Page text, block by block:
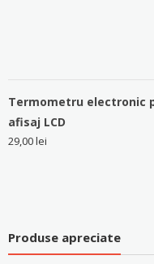
Termometru electronic
afisaj LCD
29,00lei
Produse apreciate